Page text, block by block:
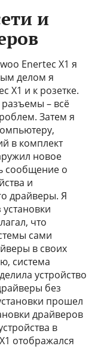
и
Enertec X1 я
делом я
X1 и к розетке.
– всё
Затем я
в комплект
новое
сообщение о
и
драйверы. Я
что
сами
в своих
система
устройство
без
прошел
драйверов
в
отображался